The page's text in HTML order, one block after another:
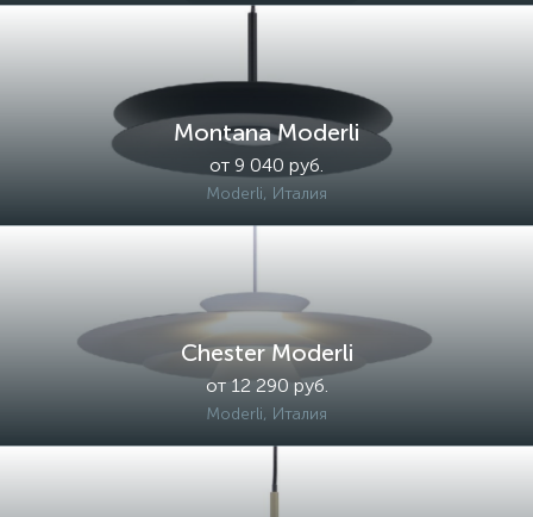
Montana Moderli
от 9 040 руб.
Moderli, Италия
Chester Moderli
от 12 290 руб.
Moderli, Италия